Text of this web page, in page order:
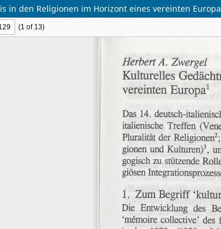
in den Religionen im Horizont eines vereinten Europa